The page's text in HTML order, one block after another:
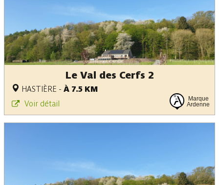
Le Val des Cerfs 2
HASTIÈRE - À 7.5 KM
Voir détail
Marque
Ardenne